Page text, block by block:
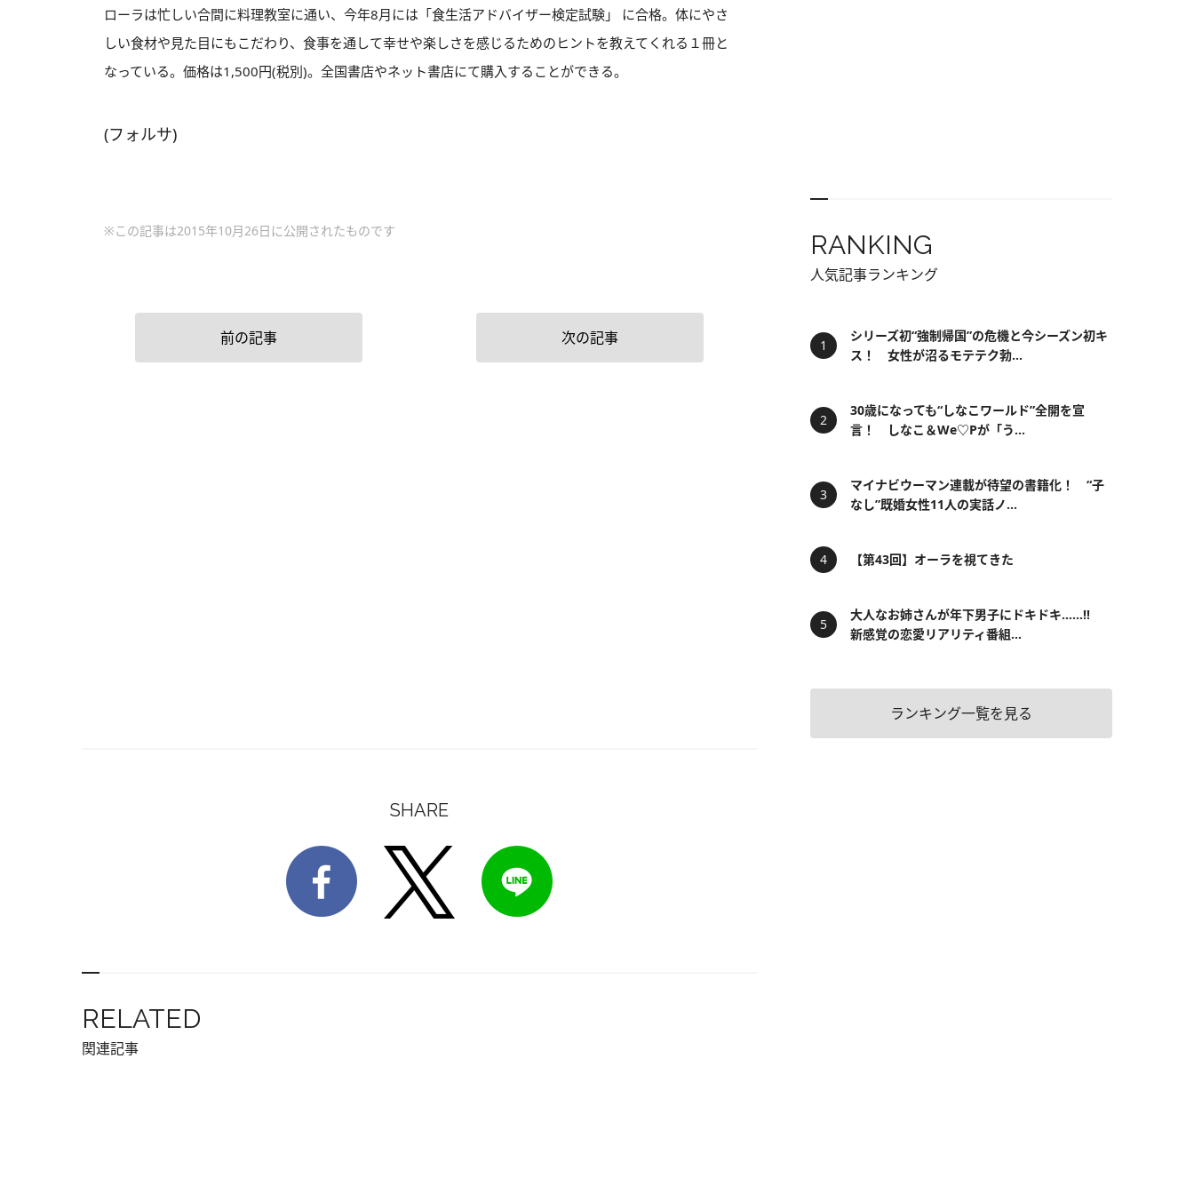
ローラは忙しい合間に料理教室に通い、今年8月には「食生活アドバイザー検定試験」 に合格。体にやさ
しい食材や見た目にもこだわり、食事を通して幸せや楽しさを感じるためのヒントを教えてくれる１冊と
なっている。価格は1,500円(税別)。全国書店やネット書店にて購入することができる。
(フォルサ)
※この記事は2015年10月26日に公開されたものです
前の記事 次の記事
SHARE
RELATED
関連記事
RANKING
人気記事ランキング
シリーズ初“強制帰国”の危機と今シーズン初キ
ス！ 女性が沼るモテテク勃...
30歳になっても“しなこワールド”全開を宣
言！ しなこ＆We♡Pが「う...
マイナビウーマン連載が待望の書籍化！ “子
なし”既婚女性11人の実話ノ...
【第43回】オーラを視てきた
大人なお姉さんが年下男子にドキドキ……!!
新感覚の恋愛リアリティ番組...
ランキング一覧を見る